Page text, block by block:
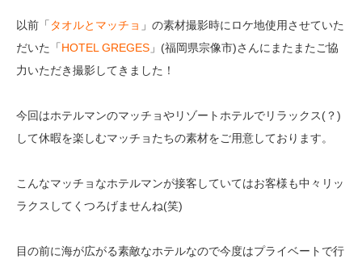
以前「 タオルとマッチョ 」の素材撮影時にロケ地使用させていた
だいた「HOTEL GREGES 」(福岡県宗像市)さんにまたまたご協
力いただき撮影してきました！
今回はホテルマンのマッチョやリゾートホテルでリラックス(？)
して休暇を楽しむマッチョたちの素材をご用意しております。
こんなマッチョなホテルマンが接客していてはお客様も中々リッ
ラクスしてくつろげませんね(笑)
目の前に海が広がる素敵なホテルなので今度はプライベートで行